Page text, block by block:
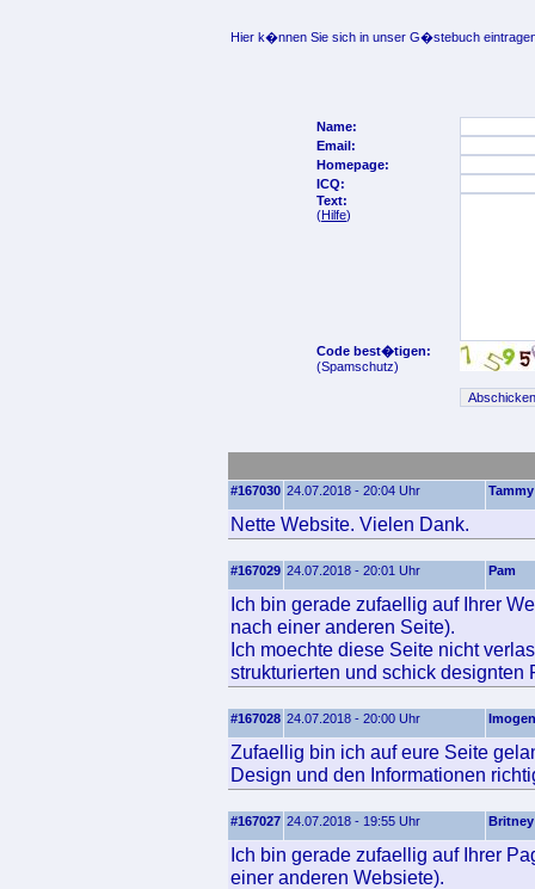
Hier k�nnen Sie sich in unser G�stebuch
Name:
Email:
Homepage:
ICQ:
Text:
(Hilfe)
Code best�tigen:
(Spamschutz)
#167030 24.07.2018 - 20:04 Uhr Tammy
Nette Website. Vielen Dank.
#167029 24.07.2018 - 20:01 Uhr Pam
Ich bin gerade zufaellig auf Ihrer
nach einer anderen Seite).
Ich moechte diese Seite nicht
strukturierten und schick designten
#167028 24.07.2018 - 20:00 Uhr
Zufaellig bin ich auf eure Seite
Design und den Informationen
#167027 24.07.2018 - 19:55 Uhr Britney
Ich bin gerade zufaellig auf Ihrer
einer anderen Websiete).